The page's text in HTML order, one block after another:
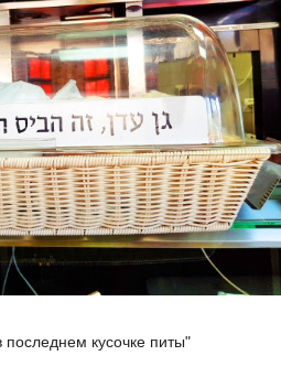
последнем кусочке питы"